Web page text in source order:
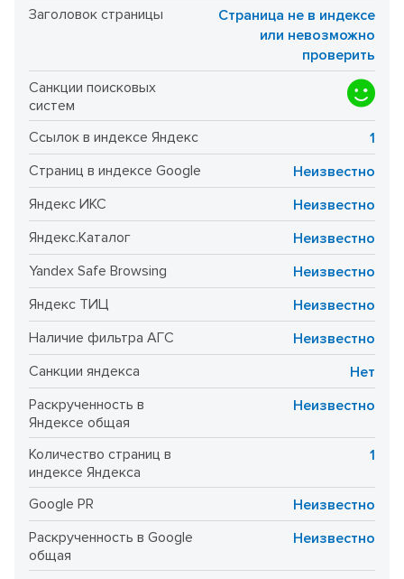
Заголовок страницы
Страница не в индексе
или невозможно
проверить
Санкции поисковых
систем
Ссылок в индексе Яндекс
1
Страниц в индексе Google
Неизвестно
Яндекс ИКС
Неизвестно
Яндекс.Каталог
Неизвестно
Yandex Safe Browsing
Неизвестно
Яндекс ТИЦ
Неизвестно
Наличие фильтра АГС
Неизвестно
Санкции яндекса
Нет
Раскрученность в
Яндексе общая
Неизвестно
Количество страниц в
индексе Яндекса
1
Google PR
Неизвестно
Раскрученность в Google
общая
Неизвестно